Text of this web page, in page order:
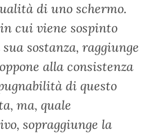
di uno schermo.
cui viene sospinto
sostanza, raggiunge
alla consistenza
di questo
ma, quale
sopraggiunge la